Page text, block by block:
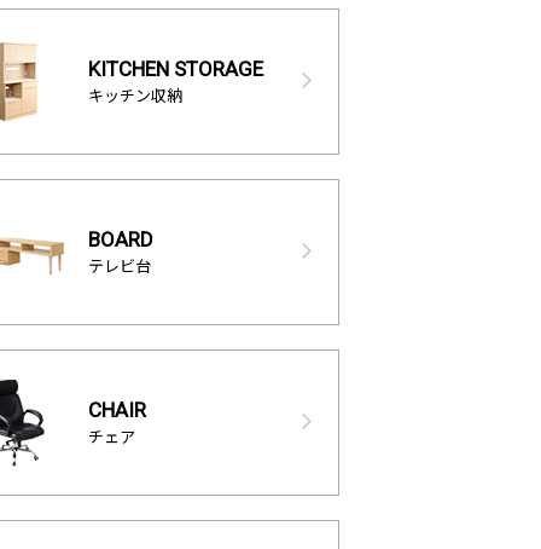
KITCHEN STORAGE
キッチン収納
BOARD
テレビ台
CHAIR
チェア